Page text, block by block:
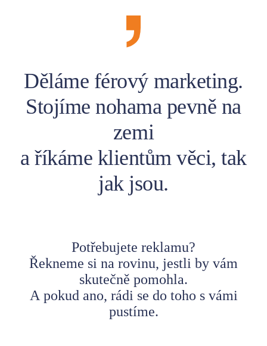
Děláme férový marketing.
Stojíme nohama pevně na
zemi
a říkáme klientům věci, tak
jak jsou.
Potřebujete reklamu?
Řekneme si na rovinu, jestli by vám
skutečně pomohla.
A pokud ano, rádi se do toho s vámi
pustíme.